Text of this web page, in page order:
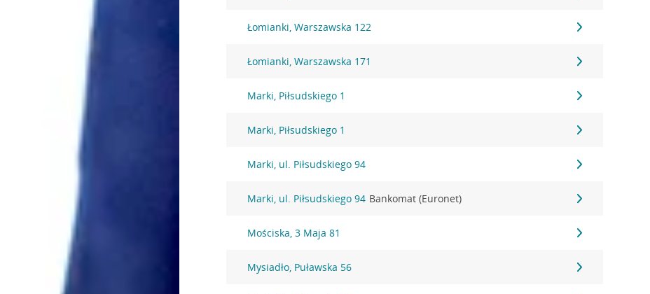
Łomianki, Warszawska 122
Łomianki, Warszawska 171
Marki, Piłsudskiego 1
Marki, Piłsudskiego 1
Marki, ul. Piłsudskiego 94
Marki, ul. Piłsudskiego 94 Bankomat (Euronet)
Mościska, 3 Maja 81
Mysiadło, Puławska 56